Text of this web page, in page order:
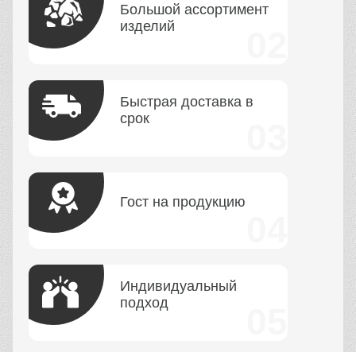
Большой ассортимент
изделий
Быстрая доставка в
срок
Гост на продукцию
Индивидуальный
подход